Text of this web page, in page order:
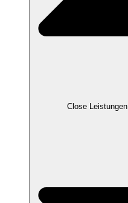
Close Leistungen